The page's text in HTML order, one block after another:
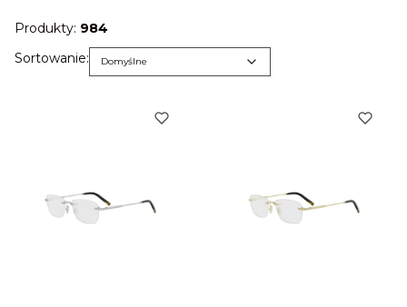
Produkty: 984
Lista produktów
Sortowanie: Domyślne
Domyślne